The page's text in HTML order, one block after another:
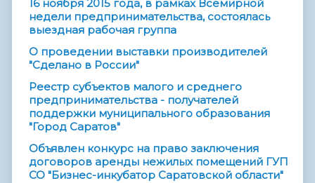
16 ноября 2015 года, в рамках Всемирной
недели предпринимательства, состоялась
выездная рабочая группа
О проведении выставки производителей
"Сделано в России"
Реестр субъектов малого и среднего
предпринимательства - получателей
поддержки муниципального образования
"Город Саратов"
Объявлен конкурс на право заключения
договоров аренды нежилых помещений ГУП
СО "Бизнес-инкубатор Саратовской области"